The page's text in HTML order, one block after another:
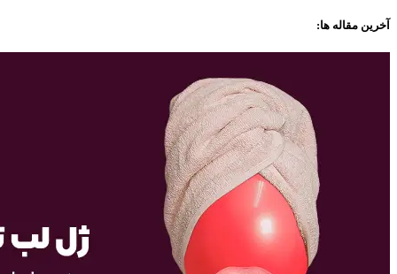
آخرین مقاله ها: